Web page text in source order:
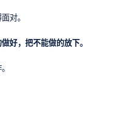
对。
好，把不能做的放下。